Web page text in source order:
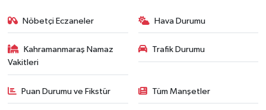
Nöbetçi Eczaneler Hava Durumu
Kahramanmaraş Namaz
Vakitleri
Trafik Durumu
Puan Durumu ve Fikstür Tüm Manşetler